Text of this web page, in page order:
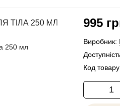
ТІЛА 250 МЛ 995
Виробник:
Код